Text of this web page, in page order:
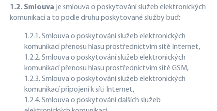
1.2. Smlouva je smlouva o poskytování služeb elektronických
komunikací a to podle druhu poskytované služby buď:
1.2.1. Smlouva o poskytování služeb elektronických
komunikací přenosu hlasu prostřednictvím sítě Internet,
1.2.2. Smlouva o poskytování služeb elektronických
komunikací přenosu hlasu prostřednictvím sítě GSM,
1.2.3. Smlouva o poskytování služeb elektronických
komunikací připojení k síti Internet,
1.2.4. Smlouva o poskytování dalších služeb